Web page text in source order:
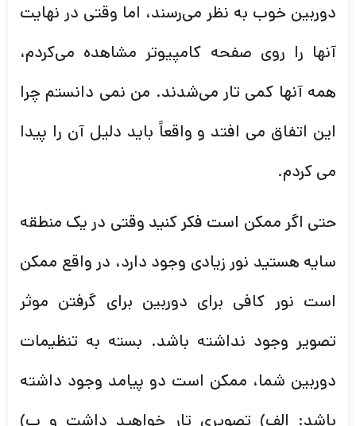
دوربین خوب به نظر می‌رسند، اما وقتی در نهایت
آنها را روی صفحه کامپیوتر مشاهده می‌کردم،
همه آنها کمی تار می‌شدند. من نمی دانستم چرا
این اتفاق می افتد و واقعاً باید دلیل آن را پیدا
می کردم.
حتی اگر ممکن است فکر کنید وقتی در یک منطقه
سایه هستید نور زیادی وجود دارد، در واقع ممکن
است نور کافی برای دوربین برای گرفتن موثر
تصویر وجود نداشته باشد. بسته به تنظیمات
دوربین شما، ممکن است دو پیامد وجود داشته
باشد: الف) تصویری تار خواهید داشت و ب)